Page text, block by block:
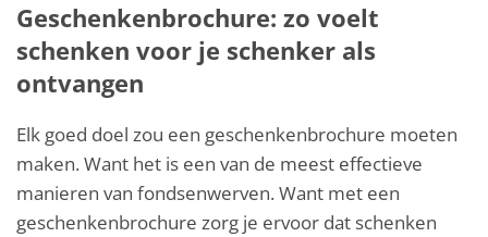
Geschenkenbrochure: zo voelt
schenken voor je schenker als
ontvangen
Elk goed doel zou een geschenkenbrochure moeten
maken. Want het is een van de meest effectieve
manieren van fondsenwerven. Want met een
geschenkenbrochure zorg je ervoor dat schenken